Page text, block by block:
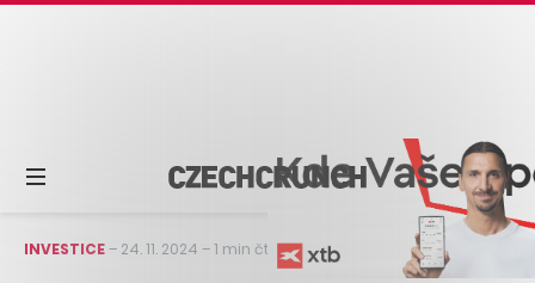
INVESTICE– 24. 11. 2024 –1 min čtení